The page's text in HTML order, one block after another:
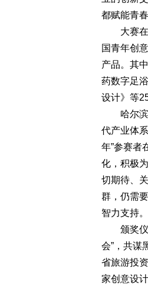
都赋能青春
大赛在数
国青年创
产品。其
药数字足
设计》等
哈尔滨
代产业体
年”参赛者
化，积极
切期待、
群，仍需
智力支持。
颁奖仪
会”，共谋
省旅游投
家创意设